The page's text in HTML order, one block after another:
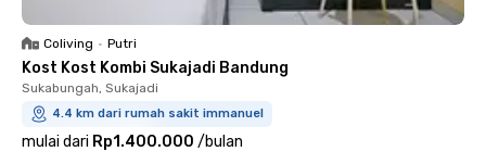
Coliving • Putri
Kost Kost Kombi Sukajadi Bandung
Sukabungah, Sukajadi
4.4 km dari rumah sakit immanuel
mulai dari Rp1.400.000 /bulan